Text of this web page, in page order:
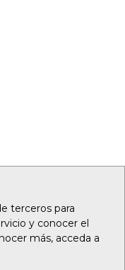
terceros para
y conocer el
más, acceda a